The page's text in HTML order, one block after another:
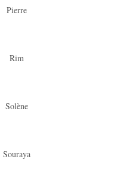
Pierre
Rim
Solène
Souraya